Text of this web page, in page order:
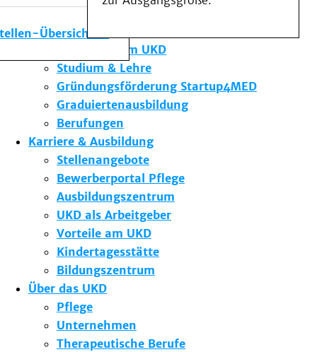
Übersicht
Die Institute des UKD
Forschung am UKD
Studium & Lehre
Gründungsförderung Startup4MED
Graduiertenausbildung
Berufungen
Karriere & Ausbildung
Stellenangebote
Bewerberportal Pflege
Ausbildungszentrum
UKD als Arbeitgeber
Vorteile am UKD
Kindertagesstätte
Bildungszentrum
Über das UKD
Pflege
Unternehmen
Therapeutische Berufe